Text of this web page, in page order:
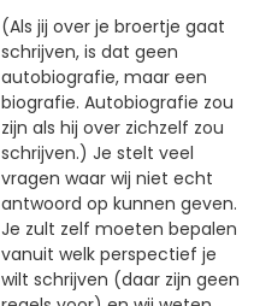
(Als jij over je broertje gaat
schrijven, is dat geen
autobiografie, maar een
biografie. Autobiografie zou
zijn als hij over zichzelf zou
schrijven.) Je stelt veel
vragen waar wij niet echt
antwoord op kunnen geven.
Je zult zelf moeten bepalen
vanuit welk perspectief je
wilt schrijven (daar zijn geen